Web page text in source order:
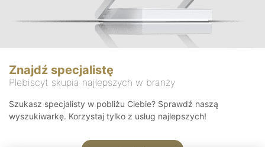
Znajdź specjalistę
Plebiscyt skupia najlepszych w branży
Szukasz specjalisty w pobliżu Ciebie? Sprawdź naszą
wyszukiwarkę. Korzystaj tylko z usług najlepszych!